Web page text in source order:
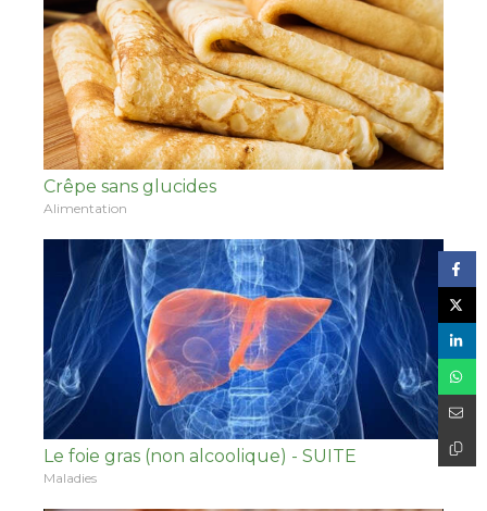
Crêpe sans glucides
Alimentation
Le foie gras (non alcoolique) - SUITE
Maladies